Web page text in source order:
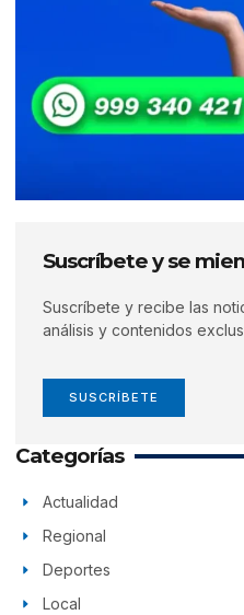
Suscríbete y se
Suscríbete y recibe las
análisis y contenidos
SUSCRÍBETE
Categorías
Actualidad
Regional
Deportes
Local